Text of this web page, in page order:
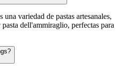
variedad de pastas artesanales,
dell'ammiraglio, perfectas para